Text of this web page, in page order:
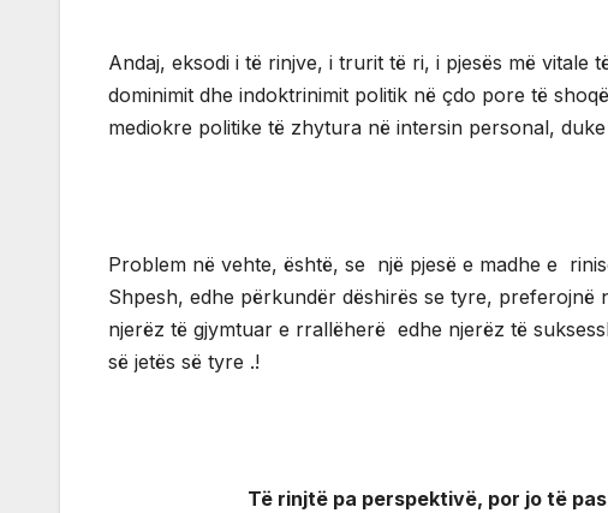
Andaj, eksodi i të rinjve, i trurit të ri, i pjesës më vitale
dominimit dhe indoktrinimit politik në çdo pore të
mediokre politike të zhytura në intersin personal,
Problem në vehte, është, se një pjesë e madhe e
Shpesh, edhe përkundër dëshirës se tyre,
njerëz të gjymtuar e rrallëherë edhe njerëz të
së jetës së tyre .!
Të rinjtë pa perspektivë, por jo të